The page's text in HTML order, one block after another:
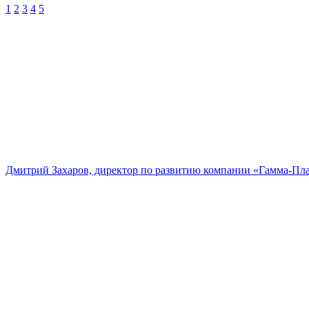
1 2 3 4 5
Дмитрий Захаров, директор по развитию компании «Гамма-